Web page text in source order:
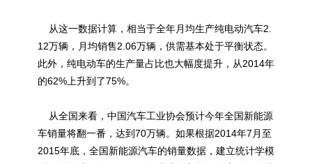
从这一数据计算，相当于全年月均生产纯电动汽车2.
12万辆，月均销售2.06万辆，供需基本处于平衡状态。
此外，纯电动车的生产量占比也大幅度提升，从2014年
的62%上升到了75%。
从全国来看，中国汽车工业协会预计今年全国新能源
车销量将翻一番，达到70万辆。如果根据2014年7月至
2015年底，全国新能源汽车的销量数据，建立统计学模